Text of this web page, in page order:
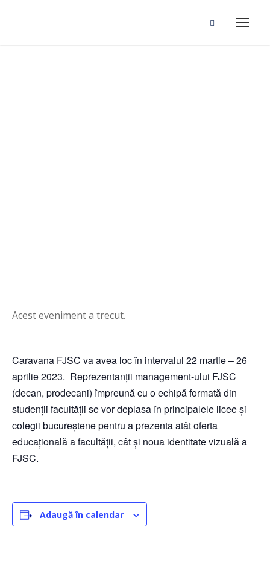
Acest eveniment a trecut.
Caravana FJSC va avea loc în intervalul 22 martie – 26
aprilie 2023. Reprezentanții management-ului FJSC
(decan, prodecani) împreună cu o echipă formată din
studenții facultății se vor deplasa în principalele licee și
colegii bucureștene pentru a prezenta atât oferta
educațională a facultății, cât și noua identitate vizuală a
FJSC.
Adaugă în calendar